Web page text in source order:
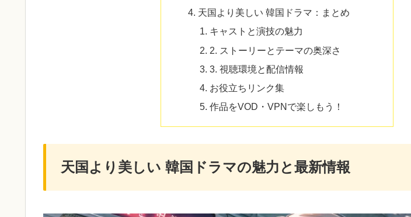
天国より美しい 韓国ドラマ：まとめ
キャストと演技の魅力
2. ストーリーとテーマの奥深さ
3. 視聴環境と配信情報
お役立ちリンク集
作品をVOD・VPNで楽しもう！
天国より美しい 韓国ドラマの魅力と最新情報